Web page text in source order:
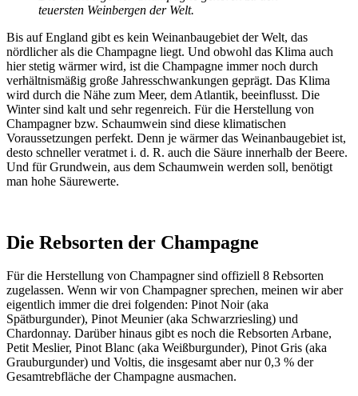
teuersten Weinbergen der Welt.
Bis auf England gibt es kein Weinanbaugebiet der Welt, das
nördlicher als die Champagne liegt. Und obwohl das Klima auch
hier stetig wärmer wird, ist die Champagne immer noch durch
verhältnismäßig große Jahresschwankungen geprägt. Das Klima
wird durch die Nähe zum Meer, dem Atlantik, beeinflusst. Die
Winter sind kalt und sehr regenreich. Für die Herstellung von
Champagner bzw. Schaumwein sind diese klimatischen
Voraussetzungen perfekt. Denn je wärmer das Weinanbaugebiet ist,
desto schneller veratmet i. d. R. auch die Säure innerhalb der Beere.
Und für Grundwein, aus dem Schaumwein werden soll, benötigt
man hohe Säurewerte.
Die Rebsorten der Champagne
Für die Herstellung von Champagner sind offiziell 8 Rebsorten
zugelassen. Wenn wir von Champagner sprechen, meinen wir aber
eigentlich immer die drei folgenden: Pinot Noir (aka
Spätburgunder), Pinot Meunier (aka Schwarzriesling) und
Chardonnay. Darüber hinaus gibt es noch die Rebsorten Arbane,
Petit Meslier, Pinot Blanc (aka Weißburgunder), Pinot Gris (aka
Grauburgunder) und Voltis, die insgesamt aber nur 0,3 % der
Gesamtrebfläche der Champagne ausmachen.